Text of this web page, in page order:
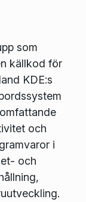
som
källkod för
KDE:s
och
i
och